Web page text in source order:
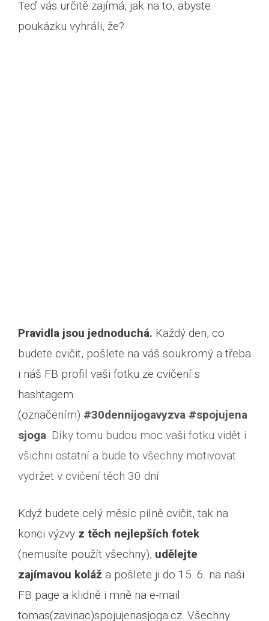
Teď vás určitě zajímá, jak na to, abyste
poukázku vyhráli, že?
Pravidla jsou jednoduchá. Každý den, co
budete cvičit, pošlete na váš soukromý a třeba
i náš FB profil vaši fotku ze cvičení s
hashtagem
(označením) #30dennijogavyzva #spojujena
sjoga . Díky tomu budou moc vaši fotku vidět i
všichni ostatní a bude to všechny motivovat
vydržet v cvičení těch 30 dní.
Když budete celý měsíc pilně cvičit, tak na
konci výzvy z těch nejlepších fotek
(nemusíte použít všechny), udělejte
zajímavou koláž a pošlete ji do 15. 6. na naši
FB page a klidně i mně na e-mail
tomas(zavinac)spojujenasjoga.cz. Všechny